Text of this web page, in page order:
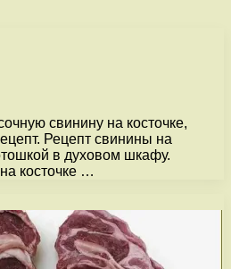
свинину на косточке,
Рецепт свинины на
в духовом шкафу.
косточке …